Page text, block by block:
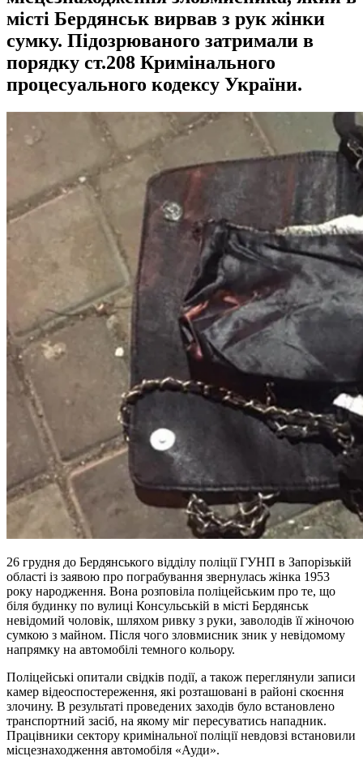
місті Бердянськ вирвав з рук жінки
сумку. Підозрюваного затримали в
порядку ст.208 Кримінального
процесуального кодексу України.
26 грудня до Бердянського відділу поліції ГУНП в Запорізькій
області із заявою про пограбування звернулась жінка 1953
року народження. Вона розповіла поліцейським про те, що
біля будинку по вулиці Консульській в місті Бердянськ
невідомий чоловік, шляхом ривку з руки, заволодів її жіночою
сумкою з майном. Після чого зловмисник зник у невідомому
напрямку на автомобілі темного кольору.
Поліцейські опитали свідків події, а також переглянули записи
камер відеоспостереження, які розташовані в районі скоєння
злочину. В результаті проведених заходів було встановлено
транспортний засіб, на якому міг пересуватись нападник.
Працівники сектору кримінальної поліції невдовзі встановили
місцезнаходження автомобіля «Ауди».